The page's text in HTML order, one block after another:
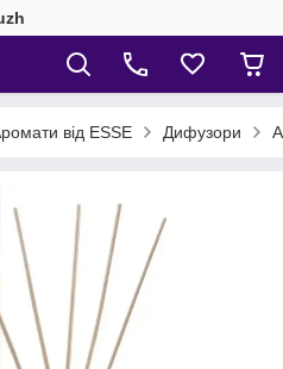
від ESSE Дифузори